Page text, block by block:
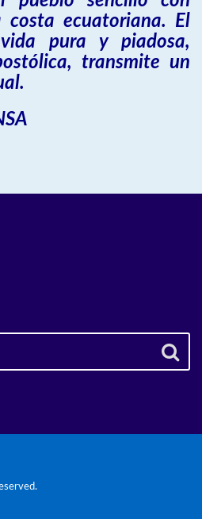
ecuatoriana. El
pura y piadosa,
transmite un